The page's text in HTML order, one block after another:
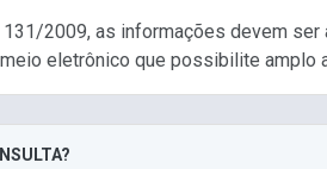
131/2009, as informações devem
eletrônico que possibilite